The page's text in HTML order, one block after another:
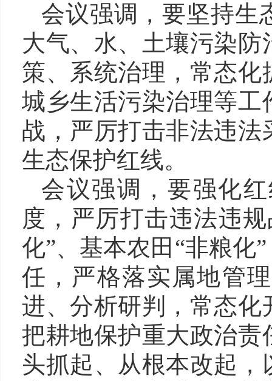
会议强调，要坚持生
大气、水、土壤污染
策、系统治理，常态
城乡生活污染治理等
战，严厉打击非法违
生态保护红线。
会议强调，要强化
度，严厉打击违法违
化”、基本农田“非粮化
任，严格落实属地管
进、分析研判，常态
把耕地保护重大政治
头抓起、从根本改起